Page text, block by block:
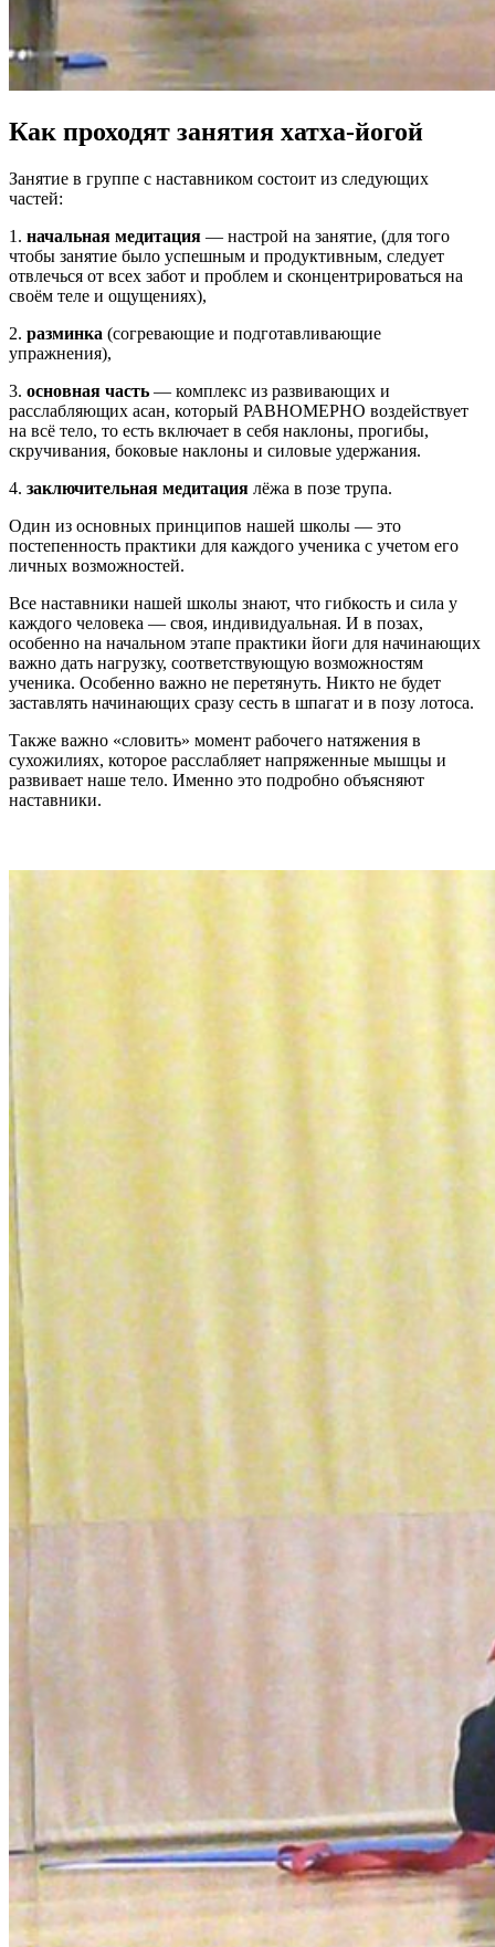
Как проходят занятия хатха-йогой
Занятие в группе с наставником состоит из следующих
частей:
1. начальная медитация — настрой на занятие, (для того
чтобы занятие было успешным и продуктивным, следует
отвлечься от всех забот и проблем и сконцентрироваться на
своём теле и ощущениях),
2. разминка (согревающие и подготавливающие
упражнения),
3. основная часть — комплекс из развивающих и
расслабляющих асан, который РАВНОМЕРНО воздействует
на всё тело, то есть включает в себя наклоны, прогибы,
скручивания, боковые наклоны и силовые удержания.
4. заключительная медитация лёжа в позе трупа.
Один из основных принципов нашей школы — это
постепенность практики для каждого ученика с учетом его
личных возможностей.
Все наставники нашей школы знают, что гибкость и сила у
каждого человека — своя, индивидуальная. И в позах,
особенно на начальном этапе практики йоги для начинающих
важно дать нагрузку, соответствующую возможностям
ученика. Особенно важно не перетянуть. Никто не будет
заставлять начинающих сразу сесть в шпагат и в позу лотоса.
Также важно «словить» момент рабочего натяжения в
сухожилиях, которое расслабляет напряженные мышцы и
развивает наше тело. Именно это подробно объясняют
наставники.